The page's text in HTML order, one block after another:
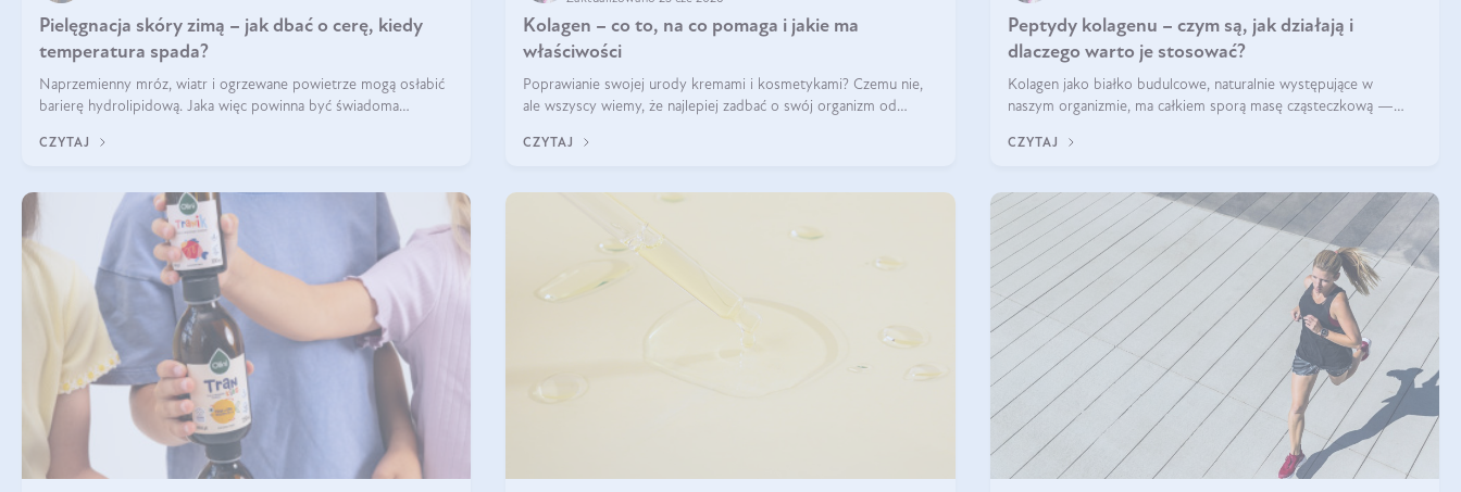
Pielęgnacja skóry zimą – jak dbać o cerę, kiedy
temperatura spada?
Naprzemienny mróz, wiatr i ogrzewane powietrze mogą osłabić
barierę hydrolipidową. Jaka więc powinna być świadoma
CZYTAJ
Kolagen – co to, na co pomaga i jakie ma
właściwości
Poprawianie swojej urody kremami i kosmetykami? Czemu nie,
ale wszyscy wiemy, że najlepiej zadbać o swój organizm od
zewnętrzny prezentował się zdrowo i atrakcyjnie. Stosowanie
CZYTAJ
Peptydy kolagenu – czym są, jak działają i
dlaczego warto je stosować?
Kolagen jako białko budulcowe, naturalnie występujące w
naszym organizmie, ma całkiem sporą masę cząsteczkową —
formie, byłby trudno strawialny. Aby był lepiej przyswajalny i
CZYTAJ